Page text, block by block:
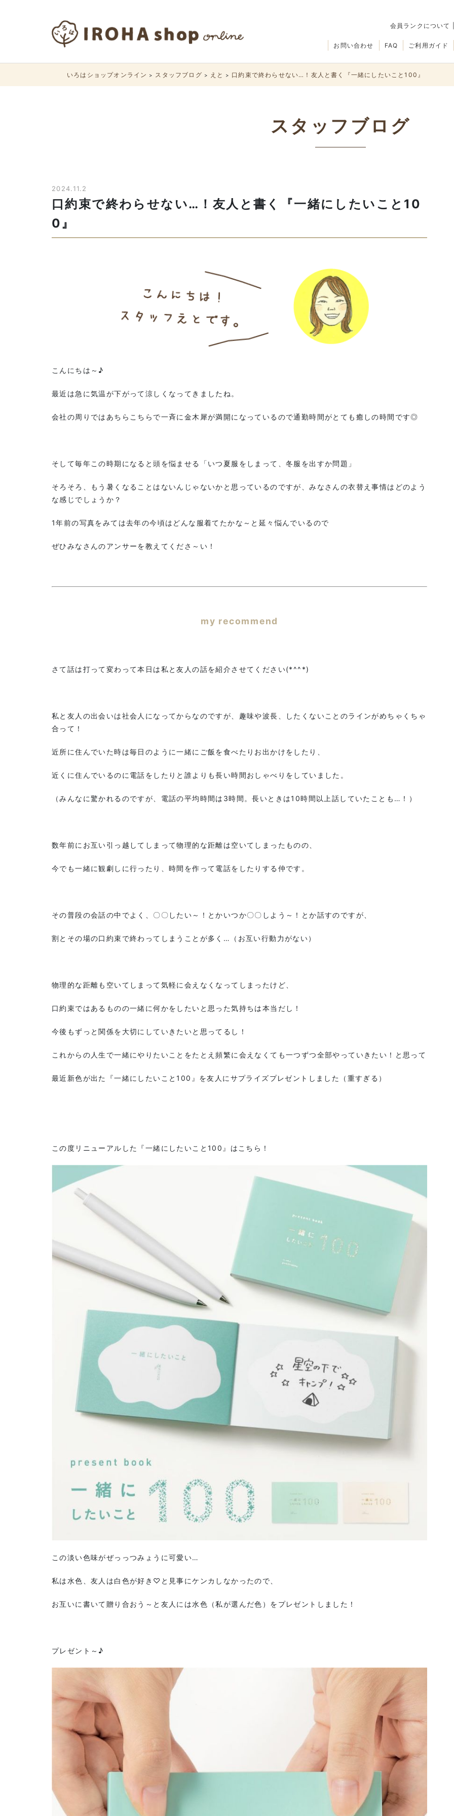
会員ランクについて
ご利用ガイド
FAQ
お問い合わせ
いろはショップオンライン > スタッフブログ > えと > 口約束で終わらせない…！友人と書く『一緒にしたいこと100』
スタッフブログ
2024.11.2
口約束で終わらせない…！友人と書く『一緒にしたいこと10
0』
こんにちは～♪
最近は急に気温が下がって涼しくなってきましたね。
会社の周りではあちらこちらで一斉に金木犀が満開になっているので通勤時間がとても癒しの時間です◎
そして毎年この時期になると頭を悩ませる「いつ夏服をしまって、冬服を出すか問題」
そろそろ、もう暑くなることはないんじゃないかと思っているのですが、みなさんの衣替え事情はどのよう
な感じでしょうか？
1年前の写真をみては去年の今頃はどんな服着てたかな～と延々悩んでいるので
ぜひみなさんのアンサーを教えてくださ～い！
my recommend
さて話は打って変わって本日は私と友人の話を紹介させてください(*^^*)
私と友人の出会いは社会人になってからなのですが、趣味や波長、したくないことのラインがめちゃくちゃ
合って！
近所に住んでいた時は毎日のように一緒にご飯を食べたりお出かけをしたり、
近くに住んでいるのに電話をしたりと誰よりも長い時間おしゃべりをしていました。
（みんなに驚かれるのですが、電話の平均時間は3時間。長いときは10時間以上話していたことも…！）
数年前にお互い引っ越してしまって物理的な距離は空いてしまったものの、
今でも一緒に観劇しに行ったり、時間を作って電話をしたりする仲です。
その普段の会話の中でよく、〇〇したい～！とかいつか〇〇しよう～！とか話すのですが、
割とその場の口約束で終わってしまうことが多く…（お互い行動力がない）
物理的な距離も空いてしまって気軽に会えなくなってしまったけど、
口約束ではあるものの一緒に何かをしたいと思った気持ちは本当だし！
今後もずっと関係を大切にしていきたいと思ってるし！
これからの人生で一緒にやりたいことをたとえ頻繁に会えなくても一つずつ全部やっていきたい！と思って
最近新色が出た『一緒にしたいこと100』を友人にサプライズプレゼントしました（重すぎる）
この度リニューアルした『一緒にしたいこと100』はこちら！
この淡い色味がぜっっつみょうに可愛い…
私は水色、友人は白色が好き♡と見事にケンカしなかったので、
お互いに書いて贈り合おう～と友人には水色（私が選んだ色）をプレゼントしました！
プレゼント～♪